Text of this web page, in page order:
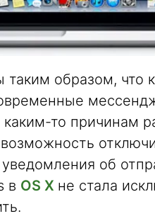
образом, что
то причинам
об
в OS X не стала